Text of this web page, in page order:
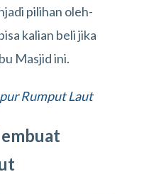
pilihan oleh-
kalian beli jika
Masjid ini.
Rumput Laut